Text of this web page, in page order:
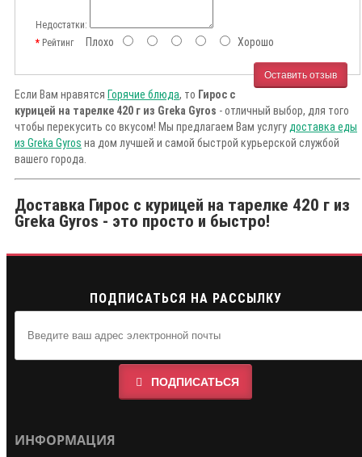
Недостатки:
РейтингПлохо Хорошо
Оставить отзыв
Если Вам нравятся Горячие блюда, то Гирос с
курицей на тарелке 420 г из Greka Gyros - отличный выбор, для того
чтобы перекусить со вкусом! Мы предлагаем Вам услугу доставка еды
из Greka Gyros на дом лучшей и самой быстрой курьерской службой
вашего города.
Доставка Гирос с курицей на тарелке 420 г из
Greka Gyros - это просто и быстро!
ПОДПИСАТЬСЯ НА РАССЫЛКУ
ПОДПИСАТЬСЯ
ИНФОРМАЦИЯ